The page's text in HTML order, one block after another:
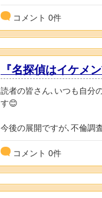
コメント 0件
『名探偵はイケメ
読者の皆さん､いつも自分
す😊
今後の展開ですが､不倫調
コメント 0件